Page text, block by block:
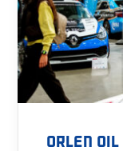
ORLEN